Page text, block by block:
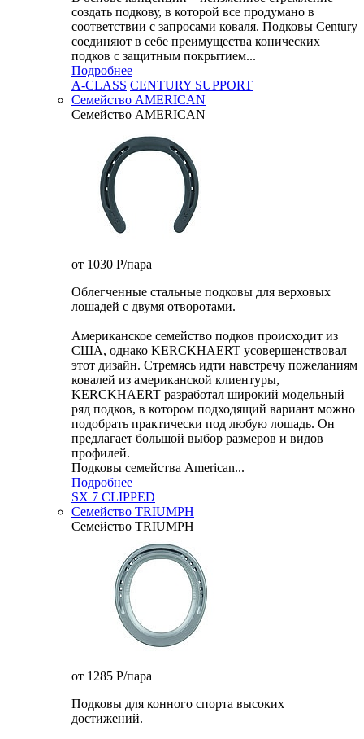
создать подкову, в которой все продумано в
соответствии с запросами коваля. Подковы Century
cоединяют в себе преимущества конических
подков с защитным покрытием...
Подробнее
A-CLASS CENTURY SUPPORT
Семейство AMERICAN
Семейство AMERICAN
от 1030 P/пара
Облегченные стальные подковы для верховых
лошадей с двумя отворотами.
Американское семейство подков происходит из
США, однако KERCKHAERT усовершенствовал
этот дизайн. Стремясь идти навстречу пожеланиям
ковалей из американской клиентуры,
KERCKHAERT разработал широкий модельный
ряд подков, в котором подходящий вариант можно
подобрать практически под любую лошадь. Он
предлагает большой выбор размеров и видов
профилей.
Подковы семейства American...
Подробнее
SX 7 CLIPPED
Семейство TRIUMPH
Семейство TRIUMPH
от 1285 P/пара
Подковы для конного спорта высоких
достижений.